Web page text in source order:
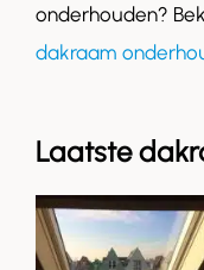
onderhouden?
dakraam
Laatste